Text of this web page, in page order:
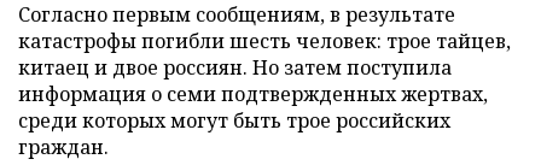
Согласно первым сообщениям, в результате
катастрофы погибли шесть человек: трое тайцев,
китаец и двое россиян. Но затем поступила
информация о семи подтвержденных жертвах,
среди которых могут быть трое российских
граждан.